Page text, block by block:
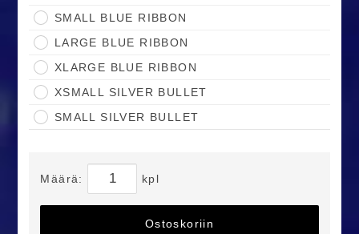
SMALL BLUE RIBBON
LARGE BLUE RIBBON
XLARGE BLUE RIBBON
XSMALL SILVER BULLET
SMALL SILVER BULLET
Määrä: kpl
Ostoskoriin